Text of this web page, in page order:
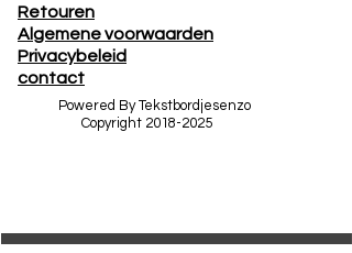
Retouren
Algemene voorwaarden
Privacybeleid
contact
Powered By Tekstbordjesenzo
Copyright 2018-2025